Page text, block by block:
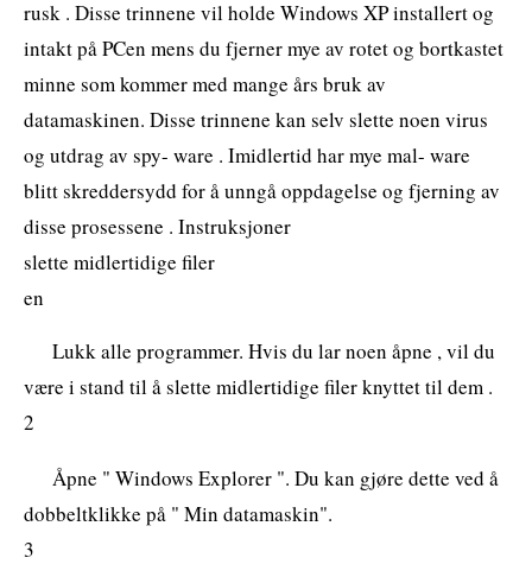
rusk . Disse trinnene vil holde Windows XP installert og
intakt på PCen mens du fjerner mye av rotet og bortkastet
minne som kommer med mange års bruk av
datamaskinen. Disse trinnene kan selv slette noen virus
og utdrag av spy- ware . Imidlertid har mye mal- ware
blitt skreddersydd for å unngå oppdagelse og fjerning av
disse prosessene . Instruksjoner
slette midlertidige filer
en
Lukk alle programmer. Hvis du lar noen åpne , vil du
være i stand til å slette midlertidige filer knyttet til dem .
2
Åpne " Windows Explorer ". Du kan gjøre dette ved å
dobbeltklikke på " Min datamaskin".
3